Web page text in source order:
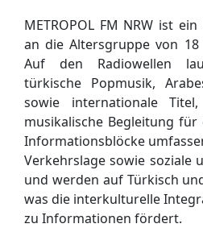
METROPOL FM NRW ist
an die Altersgruppe von
Auf den Radiowellen
türkische Popmusik,
sowie internationale
musikalische Begleitung
Informationsblöcke
Verkehrslage sowie soziale
und werden auf Türkisch
was die interkulturelle
zu Informationen fördert.